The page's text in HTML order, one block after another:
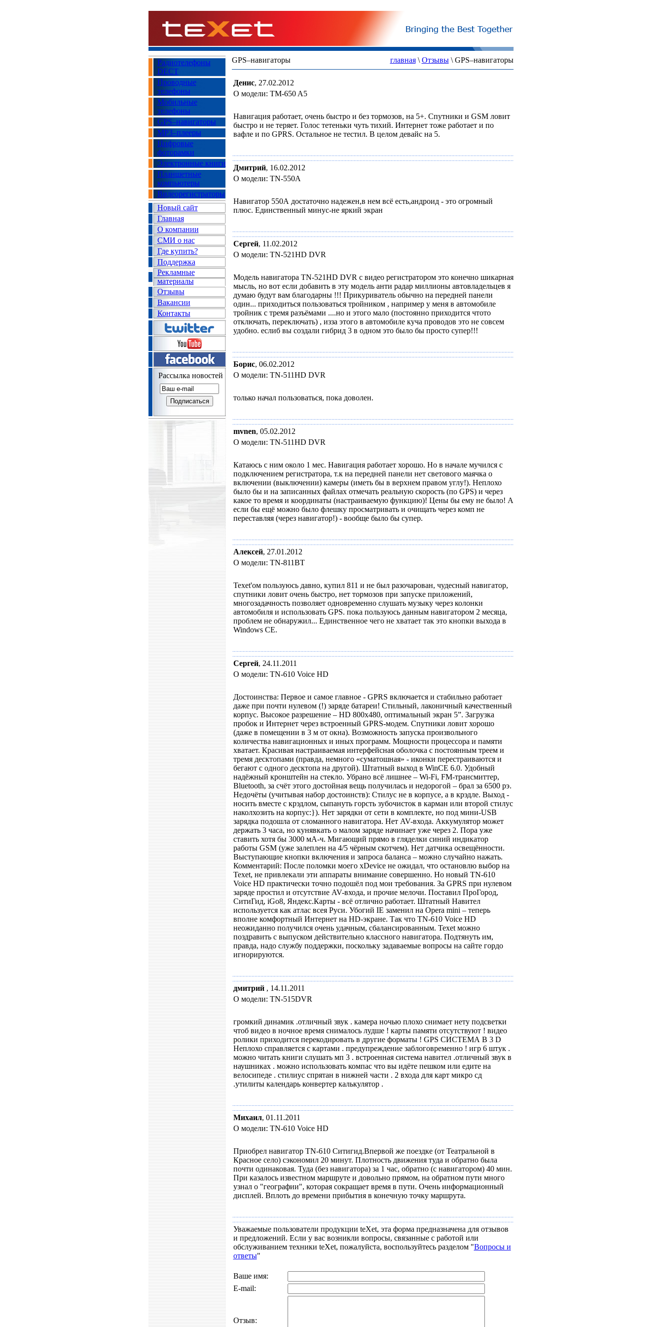
Радиотелефоны
DECT
Проводные
телефоны
Мобильные
телефоны
GPS–навигаторы
MP3–плееры
Цифровые
фоторамки
Электронные книги
Планшетные
компьютеры
Видеорегистраторы
Новый сайт
Главная
О компании
СМИ о нас
Где купить?
Поддержка
Рекламные
материалы
Отзывы
Вакансии
Контакты
Рассылка новостей
GPS–навигаторы главная\ Отзывы\ GPS–навигаторы
Денис, 27.02.2012
О модели: TM-650 A5
Навигация работает, очень быстро и без тормозов, на 5+. Спутники и GSM ловит
быстро и не теряет. Голос тетеньки чуть тихий. Интернет тоже работает и по
вафле и по GPRS. Остальное не тестил. В целом девайс на 5.
Дмитрий, 16.02.2012
О модели: TN-550A
Навигатор 550А достаточно надежен,в нем всё есть,андроид - это огромный
плюс. Единственный минус-не яркий экран
Сергей, 11.02.2012
О модели: TN-521HD DVR
Модель навигатора TN-521HD DVR с видео регистратором это конечно шикарная
мысль, но вот если добавить в эту модель анти радар миллионы автовладельцев я
думаю будут вам благодарны !!! Прикуриватель обычно на передней панели
один... приходиться пользоваться тройником , например у меня в автомобиле
тройник с тремя разъёмами ....но и этого мало (постоянно приходится чтото
отключать, переключать) , изза этого в автомобиле куча проводов это не совсем
удобно. еслиб вы создали гибрид 3 в одном это было бы просто супер!!!
Борис, 06.02.2012
О модели: TN-511HD DVR
только начал пользоваться, пока доволен.
mvnen, 05.02.2012
О модели: TN-511HD DVR
Катаюсь с ним около 1 мес. Навигация работает хорошо. Но в начале мучился с
подключением регистратора, т.к на передней панели нет светового маячка о
включении (выключении) камеры (иметь бы в верхнем правом углу!). Неплохо
было бы и на записанных файлах отмечать реальную скорость (по GPS) и через
какое то время и координаты (настраиваемую функцию)! Цены бы ему не было! А
если бы ещё можно было флешку просматривать и очищать через комп не
переставляя (через навигатор!) - вообще было бы супер.
Алексей, 27.01.2012
О модели: TN-811BT
Texet'ом пользуюсь давно, купил 811 и не был разочарован, чудесный навигатор,
спутники ловит очень быстро, нет тормозов при запуске приложений,
многозадачность позволяет одновременно слушать музыку через колонки
автомобиля и использовать GPS. пока пользуюсь данным навигатором 2 месяца,
проблем не обнаружил... Единственное чего не хватает так это кнопки выхода в
Windows CE.
Сергей, 24.11.2011
О модели: TN-610 Voice HD
Достоинства: Первое и самое главное - GPRS включается и стабильно работает
даже при почти нулевом (!) заряде батареи! Стильный, лаконичный качественный
корпус. Высокое разрешение – HD 800х480, оптимальный экран 5”. Загрузка
пробок и Интернет через встроенный GPRS-модем. Спутники ловит хорошо
(даже в помещении в 3 м от окна). Возможность запуска произвольного
количества навигационных и иных программ. Мощности процессора и памяти
хватает. Красивая настраиваемая интерфейсная оболочка с постоянным треем и
тремя десктопами (правда, немного «суматошная» - иконки перестраиваются и
бегают с одного десктопа на другой). Штатный выход в WinCE 6.0. Удобный
надёжный кронштейн на стекло. Убрано всё лишнее – Wi-Fi, FM-трансмиттер,
Bluetooth, за счёт этого достойная вещь получилась и недорогой – брал за 6500 рэ.
Недочёты (учитывая набор достоинств): Стилус не в корпусе, а в крэдле. Выход -
носить вместе с крэдлом, сыпануть горсть зубочисток в карман или второй стилус
наколхозить на корпус:}). Нет зарядки от сети в комплекте, но под мини-USB
зарядка подошла от сломанного навигатора. Нет AV-входа. Аккумулятор может
держать 3 часа, но кунявкать о малом заряде начинает уже через 2. Пора уже
ставить хотя бы 3000 мА-ч. Мигающий прямо в гляделки синий индикатор
работы GSM (уже залеплен на 4/5 чёрным скотчем). Нет датчика освещённости.
Выступающие кнопки включения и запроса баланса – можно случайно нажать.
Комментарий: После поломки моего xDevice не ожидал, что остановлю выбор на
Texet, не привлекали эти аппараты внимание совершенно. Но новый TN-610
Voice HD практически точно подошёл под мои требования. За GPRS при нулевом
заряде простил и отсутствие AV-входа, и прочие мелочи. Поставил ПроГород,
СитиГид, iGo8, Яндекс.Карты - всё отлично работает. Штатный Навител
используется как атлас всея Руси. Убогий IE заменил на Opera mini – теперь
вполне комфортный Интернет на HD-экране. Так что TN-610 Voice HD
неожиданно получился очень удачным, сбалансированным. Texet можно
поздравить с выпуском действительно классного навигатора. Подтянуть им,
правда, надо службу поддержки, поскольку задаваемые вопросы на сайте гордо
игнорируются.
дмитрий , 14.11.2011
О модели: TN-515DVR
громкий динамик .отличный звук . камера ночью плохо снимает нету подсветки
чтоб видео в ночное время снималось лудше ! карты памяти отсутствуют ! видео
ролики приходится перекодировать в другие форматы ! GPS СИСТЕМА В 3 D
Неплохо справляется с картами . предупреждение заблоговременно ! игр 6 штук .
можно читать книги слушать мп 3 . встроенная система навител .отличный звук в
наушниках . можно использовать компас что вы идёте пешком или едите на
велосипеде . стилиус спрятан в нижней части . 2 входа для карт микро сд
.утилиты календарь конвертер калькулятор .
Михаил, 01.11.2011
О модели: TN-610 Voice HD
Приобрел навигатор TN-610 Ситигид.Впервой же поездке (от Театральной в
Красное село) сэкономил 20 минут. Плотность движения туда и обратно была
почти одинаковая. Туда (без навигатора) за 1 час, обратно (с навигатором) 40 мин.
При казалось известном маршруте и довольно прямом, на обратном пути много
узнал о "географии", которая сокращает время в пути. Очень информационный
дисплей. Вплоть до времени прибытия в конечную точку маршрута.
Уважаемые пользователи продукции teXet, эта форма предназначена для отзывов
и предложений. Если у вас возникли вопросы, связанные с работой или
обслуживанием техники teXet, пожалуйста, воспользуйтесь разделом "Вопросы и
ответы"
Ваше имя:
E-mail:
Отзыв: